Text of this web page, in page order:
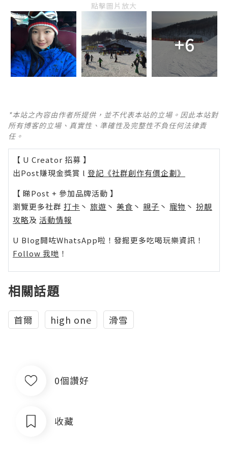
點擊圖片放大
+6
*本站之內容由作者所提供，並不代表本站的立場。因此本站對
所有博客的立場、真實性、準確性及完整性不負任何法律責
任。
【 U Creator 招募 】
出Post賺現金獎賞 l 登記《社群創作有價企劃》
【 睇Post + 參加品牌活動 】
瀏覽更多社群 打卡 丶 旅遊 丶 美食 丶 親子 丶 寵物 丶 扮靚
攻略及 活動情報
U Blog開咗WhatsApp啦！發掘更多吃喝玩樂資訊！
Follow 我哋 ！
相關話題
首爾 high one 滑雪
0個讚好
收藏